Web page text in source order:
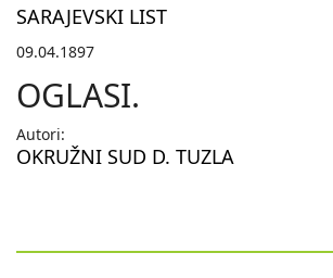
SARAJEVSKI LIST
09.04.1897
OGLASI.
Autori:
OKRUŽNI SUD D. TUZLA